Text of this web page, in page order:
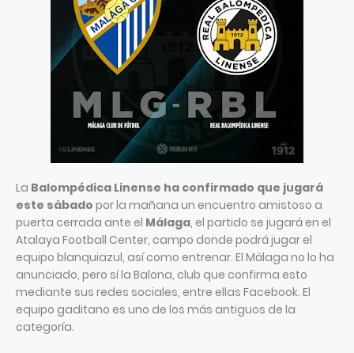
La Balompédica Linense ha confirmado que jugará
este sábado por la mañana un encuentro amistoso a
puerta cerrada ante el Málaga, el partido se jugará en el
Atalaya Football Center, campo donde podrá jugar el
equipo blanquiazul, así como entrenar. El Málaga no lo ha
anunciado, pero sí la Balona, club que confirma esto
mediante sus redes sociales, entre ellas Facebook. El
equipo gaditano es uno de los más antiguos de la
categoría.